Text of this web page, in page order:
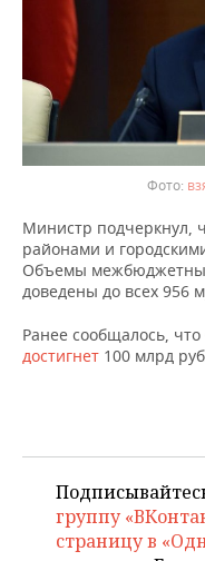
Министр подчеркнул,
районами и
Объемы
доведены до всех 956
Ранее сообщалось,
достигнет 100 млрд
группу
страницу в